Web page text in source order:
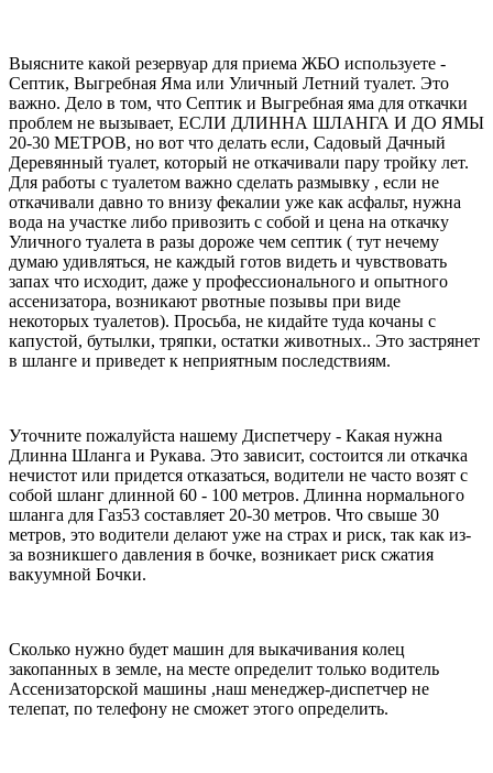
Выясните какой резервуар для приема ЖБО используете -
Септик, Выгребная Яма или Уличный Летний туалет. Это
важно. Дело в том, что Септик и Выгребная яма для откачки
проблем не вызывает, ЕСЛИ ДЛИННА ШЛАНГА И ДО ЯМЫ
20-30 МЕТРОВ, но вот что делать если, Садовый Дачный
Деревянный туалет, который не откачивали пару тройку лет.
Для работы с туалетом важно сделать размывку , если не
откачивали давно то внизу фекалии уже как асфальт, нужна
вода на участке либо привозить с собой и цена на откачку
Уличного туалета в разы дороже чем септик ( тут нечему
думаю удивляться, не каждый готов видеть и чувствовать
запах что исходит, даже у профессионального и опытного
ассенизатора, возникают рвотные позывы при виде
некоторых туалетов). Просьба, не кидайте туда кочаны с
капустой, бутылки, тряпки, остатки животных.. Это застрянет
в шланге и приведет к неприятным последствиям.
Уточните пожалуйста нашему Диспетчеру - Какая нужна
Длинна Шланга и Рукава. Это зависит, состоится ли откачка
нечистот или придется отказаться, водители не часто возят с
собой шланг длинной 60 - 100 метров. Длинна нормального
шланга для Газ53 составляет 20-30 метров. Что свыше 30
метров, это водители делают уже на страх и риск, так как из-
за возникшего давления в бочке, возникает риск сжатия
вакуумной Бочки.
Сколько нужно будет машин для выкачивания колец
закопанных в земле, на месте определит только водитель
Ассенизаторской машины ,наш менеджер-диспетчер не
телепат, по телефону не сможет этого определить.